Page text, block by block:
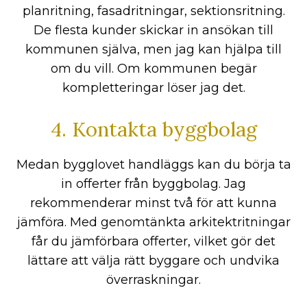
planritning, fasadritningar, sektionsritning.
De flesta kunder skickar in ansökan till
kommunen själva, men jag kan hjälpa till
om du vill. Om kommunen begär
kompletteringar löser jag det.
4. Kontakta byggbolag
Medan bygglovet handläggs kan du börja ta
in offerter från byggbolag. Jag
rekommenderar minst två för att kunna
jämföra. Med genomtänkta arkitektritningar
får du jämförbara offerter, vilket gör det
lättare att välja rätt byggare och undvika
överraskningar.